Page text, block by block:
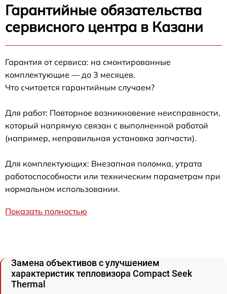
Гарантийные обязательства
сервисного центра в Казани
Гарантия от сервиса: на смонтированные
комплектующие — до 3 месяцев.
Что считается гарантийным случаем?
Для работ: Повторное возникновение неисправности,
который напрямую связан с выполненной работой
(например, неправильная установка запчасти).
Для комплектующих: Внезапная поломка, утрата
работоспособности или техническим параметрам при
нормальном использовании.
Показать полностью
Замена объективов с улучшением
характеристик тепловизора Compact Seek
Thermal